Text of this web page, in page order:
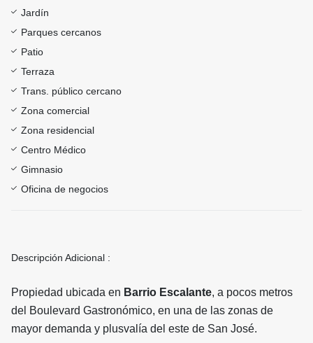
Jardín
Parques cercanos
Patio
Terraza
Trans. público cercano
Zona comercial
Zona residencial
Centro Médico
Gimnasio
Oficina de negocios
Descripción Adicional :
Propiedad ubicada en Barrio Escalante, a pocos metros
del Boulevard Gastronómico, en una de las zonas de
mayor demanda y plusvalía del este de San José.